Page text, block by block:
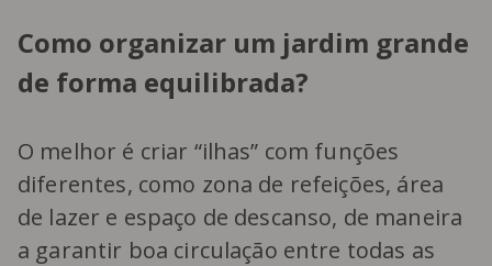
Como organizar um jardim grande
de forma equilibrada?
O melhor é criar “ilhas” com funções
diferentes, como zona de refeições, área
de lazer e espaço de descanso, de maneira
a garantir boa circulação entre todas as